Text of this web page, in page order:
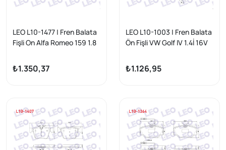
LEO L10-1477 | Fren Balata
Fişli On Alfa Romeo 159 1.8
Jtb-2.0 Jtdm 2006-2011
₺1.350,37
LEO L10-1003 | Fren Balata
Ön Fişli VW Golf IV 1.4İ 16V
1997-2005 / Golf V 1.6İ
2003-2009 / Bora 1.4İ 16V
1999-2006
₺1.126,95